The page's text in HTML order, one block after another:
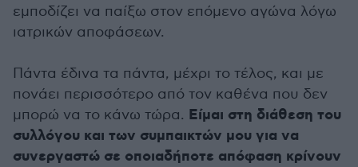
εμποδίζει να παίξω στον επόμενο αγώνα λόγω
ιατρικών αποφάσεων.
Πάντα έδινα τα πάντα, μέχρι το τέλος, και με
πονάει περισσότερο από τον καθένα που δεν
μπορώ να το κάνω τώρα. Είμαι στη διάθεση του
συλλόγου και των συμπαικτών μου για να
συνεργαστώ σε οποιαδήποτε απόφαση κρίνουν